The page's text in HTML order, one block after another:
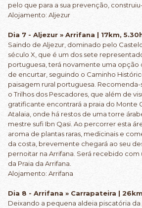
pelo que para a sua prevenção,
Alojamento: Aljezur
Dia 7 - Aljezur » Arrifana | 17km,
Saindo de Aljezur, dominado pelo
século X, que é um dos sete
portuguesa, terá novamente uma opção
de encurtar, seguindo o Caminho
paisagem rural portuguesa.
o Trilhos dos Pescadores, que além de
gratificante encontrará a praia do Monte
Atalaia, onde há restos de uma torre
mestre sufi Ibn Qasi. Ao percorrer esta
aroma de plantas raras, medicinais e
da costa, brevemente chegará ao seu
pernoitar na Arrifana. Será recebido
da Praia da Arrifana.
Alojamento: Arrifana
Dia 8 - Arrifana » Carrapateira |
Deixando a pequena aldeia piscatória da